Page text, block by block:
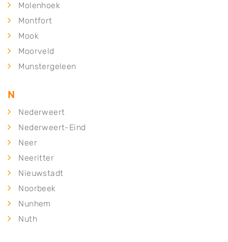
Molenhoek
Montfort
Mook
Moorveld
Munstergeleen
N
Nederweert
Nederweert-Eind
Neer
Neeritter
Nieuwstadt
Noorbeek
Nunhem
Nuth